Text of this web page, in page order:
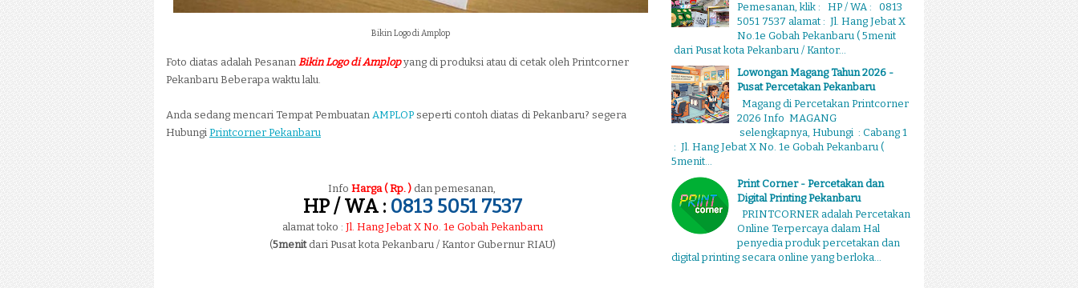
Bikin Logo di Amplop
Foto diatas adalah Pesanan Bikin Logo di Amplopyang di produksi atau di cetak oleh Printcorner
Pekanbaru Beberapa waktu lalu.
Anda sedang mencari Tempat Pembuatan AMPLOP seperti contoh diatas di Pekanbaru? segera
Hubungi Printcorner Pekanbaru
Info Harga ( Rp. ) dan pemesanan,
HP / WA : 0813 5051 7537
alamat toko : Jl. Hang Jebat X No. 1e Gobah Pekanbaru
(5menitdari Pusat kota Pekanbaru / Kantor Gubernur RIAU)
Pemesanan, klik : HP / WA : 0813
5051 7537 alamat : Jl. Hang Jebat X
No.1e Gobah Pekanbaru ( 5menit
dari Pusat kota Pekanbaru / Kantor...
Lowongan Magang Tahun 2026 -
Pusat Percetakan Pekanbaru
Magang di Percetakan Printcorner
2026 Info MAGANG
selengkapnya, Hubungi : Cabang 1
: Jl. Hang Jebat X No. 1e Gobah Pekanbaru (
5menit...
Print Corner - Percetakan dan
Digital Printing Pekanbaru
PRINTCORNER adalah Percetakan
Online Terpercaya dalam Hal
penyedia produk percetakan dan
digital printing secara online yang berloka...